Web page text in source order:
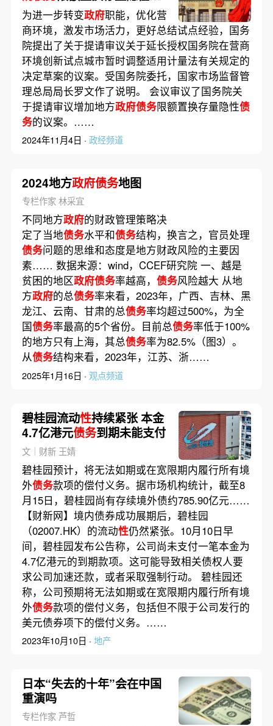
务的议案
为进一步转变政府职能，优化营
商环境，激发市场活力，更好总结试点经验，国务
院提出了关于提请审议关于延长授权国务院在营商
环境创新试点城市暂时调整适用计量法有关规定的
决定草案的议案。受国务院委托，国家市场监督管
理总局局长罗文作了说明。 会议审议了国务院关
于提请审议增加地方政府债务限额置换存量隐性债
务的议案。……
2024年11月4日 · 政经频道
2024地方政府债务地图
专栏作家 林采宜
不同地方政府的财政管理策略决
定了当地债务水平和债务结构，换言之，官员处理
债务问题的思维和态度是地方财政风险的主要因
素…… 数据来源：wind，CCEF研究院 一、越是
贫困的地区政府债务率越高， 债务风险越大 从地
方政府的总债务率来看，2023年，广西、吉林、黑
龙江、云南、甘肃的总债务率均超过500%，为全
国债务率最高的5个省份。目前总债务率低于100%
的地方只有上海，其总债务率为82.5%（图3）。
从债务结构来看，2023年，江苏、浙……
2025年1月16日 · 观点频道
碧桂园流动性持续紧张 本金
4.7亿港元债务到期未能支付
文｜财新 王婧
碧桂园预计，将无法如期或在宽限期内履行所有境
外债务款项的偿付义务。据市场机构统计，截至8
月15日，碧桂园尚有存续境外债约785.90亿元……
【财新网】境内债券成功展期后，碧桂园
（02007.HK）的流动性仍然紧张。10月10日早
间，碧桂园发布公告称，公司尚未支付一笔本金为
4.7亿港元的到期款项。这可能导致相关债权人要
求公司加速还款，或者采取强制行动。 碧桂园还
称，公司预期将无法如期或在宽限期内履行所有境
外债务款项的偿付义务，包括但不限于公司发行的
美元债券项下的偿付义务。……
2023年10月10日 · 地产
日本“失去的十年”会在中国
重演吗
专栏作家 芦哲